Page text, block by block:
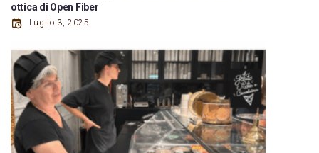
ottica di Open Fiber
Luglio 3, 2025